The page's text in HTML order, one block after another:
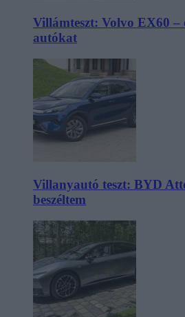
Villámteszt: Volvo EX60 –
autókat
Villanyautó teszt: BYD
beszéltem